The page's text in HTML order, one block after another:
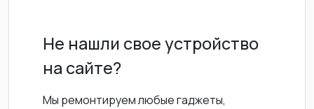
Не нашли свое устройство
на сайте?
Мы ремонтируем любые гаджеты,